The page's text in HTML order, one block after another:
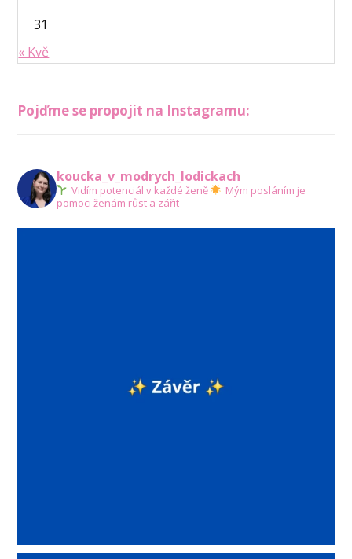
31
« Kvě
Pojďme se propojit na Instagramu:
koucka_v_modrych_lodickach
Vidím potenciál v každé ženě
Mým posláním je
pomoci ženám růst a zářit